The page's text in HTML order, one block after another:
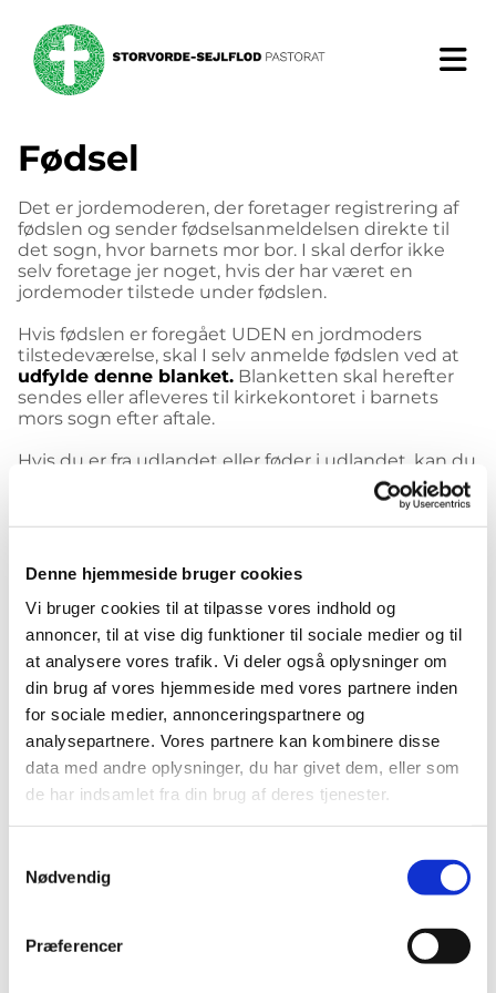
Denne hjemmeside bruger cookies
Vi bruger cookies til at tilpasse vores indhold og
annoncer, til at vise dig funktioner til sociale medier og til
at analysere vores trafik. Vi deler også oplysninger om
din brug af vores hjemmeside med vores partnere inden
for sociale medier, annonceringspartnere og
analysepartnere. Vores partnere kan kombinere disse
data med andre oplysninger, du har givet dem, eller som
de har indsamlet fra din brug af deres tjenester.
Nødvendig
Præferencer
Fødsel
Det er jordemoderen, der foretager registrering af
fødslen og sender fødselsanmeldelsen direkte til
det sogn, hvor barnets mor bor. I skal derfor ikke
selv foretage jer noget, hvis der har været en
jordemoder tilstede under fødslen.
Hvis fødslen er foregået UDEN en jordmoders
tilstedeværelse, skal I selv anmelde fødslen ved at
udfylde denne blanket. Blanketten skal herefter
sendes eller afleveres til kirkekontoret i barnets
mors sogn efter aftale.
Hvis du er fra udlandet eller føder i udlandet, kan du
Anmeld fødsel
Denne blanket skal kun bruges, hvis der IKKE var
en jordemoder til stede under barnets fødsel.
Mere om fødsler